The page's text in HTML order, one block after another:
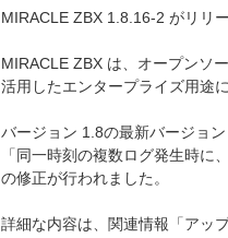
MIRACLE ZBX 1.8.16-2 がリリ
MIRACLE ZBX は、オープンソ
活用したエンタープライズ用途
バージョン 1.8の最新バージョ
「同一時刻の複数ログ発生時に
の修正が行われました。
詳細な内容は、関連情報「アッ